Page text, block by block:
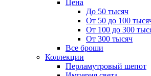
Цена
До 50 тысяч
От 50 до 100
От 100 до 300
От 300 тысяч
Все броши
Коллекции
Перламутровый шепот